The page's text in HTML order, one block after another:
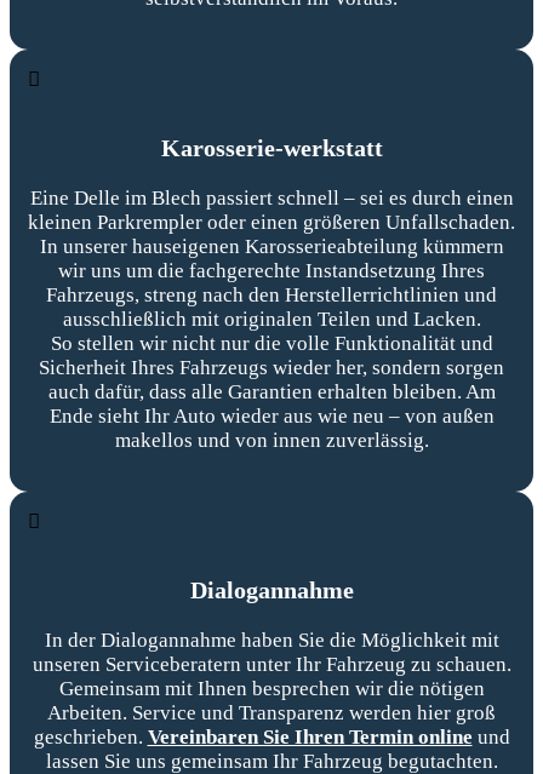
Karosserie-werkstatt
Eine Delle im Blech passiert schnell – sei es durch einen
kleinen Parkrempler oder einen größeren Unfallschaden.
In unserer hauseigenen Karosserieabteilung kümmern
wir uns um die fachgerechte Instandsetzung Ihres
Fahrzeugs, streng nach den Herstellerrichtlinien und
ausschließlich mit originalen Teilen und Lacken.
So stellen wir nicht nur die volle Funktionalität und
Sicherheit Ihres Fahrzeugs wieder her, sondern sorgen
auch dafür, dass alle Garantien erhalten bleiben. Am
Ende sieht Ihr Auto wieder aus wie neu – von außen
makellos und von innen zuverlässig.
Dialogannahme
In der Dialogannahme haben Sie die Möglichkeit mit
unseren Serviceberatern unter Ihr Fahrzeug zu schauen.
Gemeinsam mit Ihnen besprechen wir die nötigen
Arbeiten. Service und Transparenz werden hier groß
geschrieben. Vereinbaren Sie Ihren Termin online und
lassen Sie uns gemeinsam Ihr Fahrzeug begutachten.